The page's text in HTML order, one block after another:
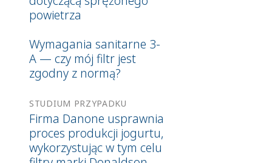
powietrza
Wymagania sanitarne 3-
A — czy mój filtr jest
zgodny z normą?
STUDIUM PRZYPADKU
Firma Danone usprawnia
proces produkcji jogurtu,
wykorzystując w tym celu